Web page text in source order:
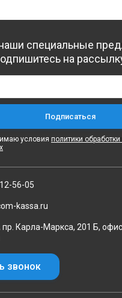
специальные
на
условия политики
56-05
kassa.ru
пр. Карла-Маркса, 201 Б,
звонок